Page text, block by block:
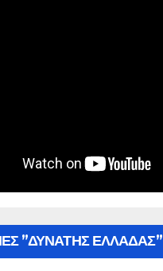
”ΔΥΝΑΤΗΣ ΕΛΛΑΔΑΣ”